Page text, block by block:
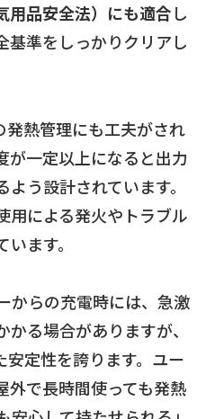
用品安全法）にも適合し
基準をしっかりクリアし
熱管理にも工夫がされ
が一定以上になると出力
う設計されています。
用による発火やトラブル
ます。
からの充電時には、急激
る場合がありますが、
定性を誇ります。ユー
外で長時間使っても発熱